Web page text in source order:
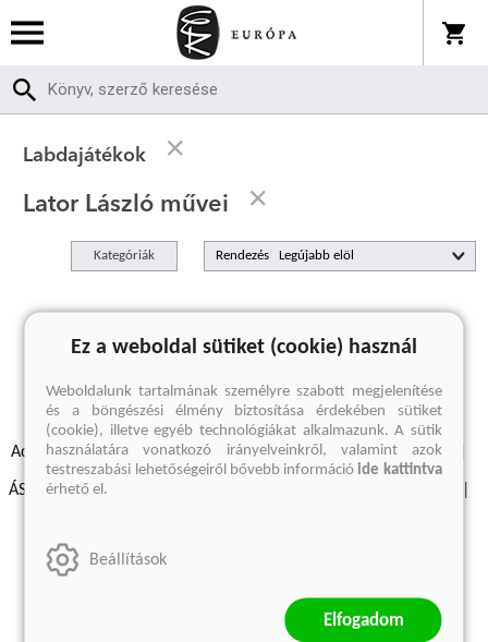
Labdajátékok
Lator László művei
Kategóriák Rendezés
A keresett kifejezésre nincs találat
Adatvédelmi szabályzatok Elállási felmondási nyilatkozat
ÁSZF - Vásárlási feltételek
Szállítási információk
Ez a weboldal sütiket (cookie) használ
Weboldalunk tartalmának személyre szabott megjelenítése
és a böngészési élmény biztosítása érdekében sütiket
(cookie), illetve egyéb technológiákat alkalmazunk. A sütik
használatára vonatkozó irányelveinkről, valamint azok
testreszabási lehetőségeiről bővebb információide kattintva
érhető el.
Beállítások
Elfogadom